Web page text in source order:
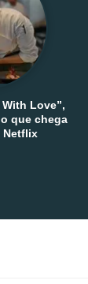
Love”,
que chega
Netflix